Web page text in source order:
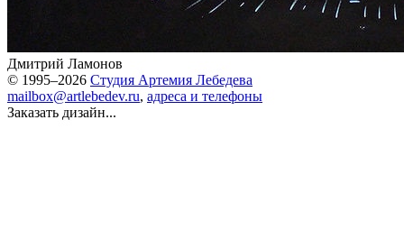
Дмитрий Ламонов
© 1995–2026 Студия Артемия Лебедева
mailbox@artlebedev.ru, адреса и телефоны
Заказать дизайн...